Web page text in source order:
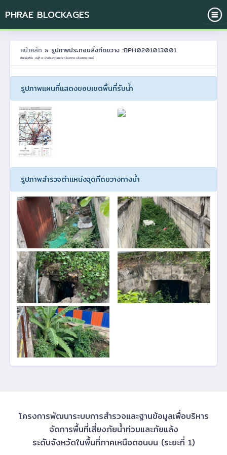
PHRAE BLOCKAGES
หน้าหลัก » รูปภาพประกอบสิ่งกีดขวาง :BPH0201013001
ตำแหน่งที่ตั้ง : หมู่ที่ 13 บ้านร้องกวางเหนือ ต.ร้องกวาง อ.ร้องกวาง จ.แพร่
รูปภาพแผนที่แสดงขอบเขตพื้นที่รับน้ำ
รูปภาพสำรวจตำแหน่งจุดกีดขวางทางน้ำ
โครงการพัฒนาระบบการสำรวจและฐานข้อมูลเพื่อบริหาร
จัดการพื้นที่เสี่ยงภัยน้ำท่วมและภัยแล้ง
ระดับจังหวัดในพื้นที่ภาคเหนือตอนบน (ระยะที่ 1)